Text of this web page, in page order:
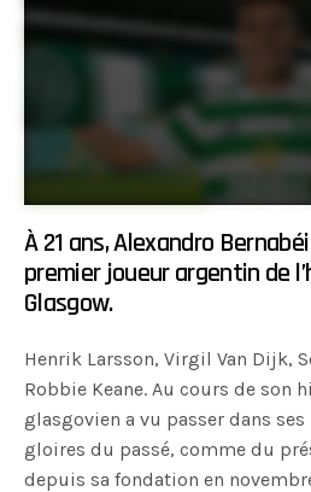
À 21 ans, Alexandro
premier joueur argentin de
Glasgow.
Henrik Larsson, Virgil Van Dijk,
Robbie Keane. Au cours de son
glasgovien a vu passer dans
gloires du passé, comme du
depuis sa fondation en